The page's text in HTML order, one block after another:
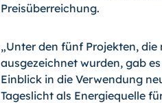
Preisüberrei­chung.
„Unter den fünf Projekten,
ausgezeichnet wurden, gab
Einblick in die Verwendung
Tageslicht als Energiequelle